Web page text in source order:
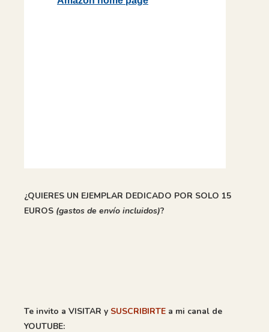
¿QUIERES UN EJEMPLAR DEDICADO POR SOLO 15
EUROS (gastos de envío incluidos)?
Te invito a VISITAR y SUSCRIBIRTE a mi canal de
YOUTUBE: